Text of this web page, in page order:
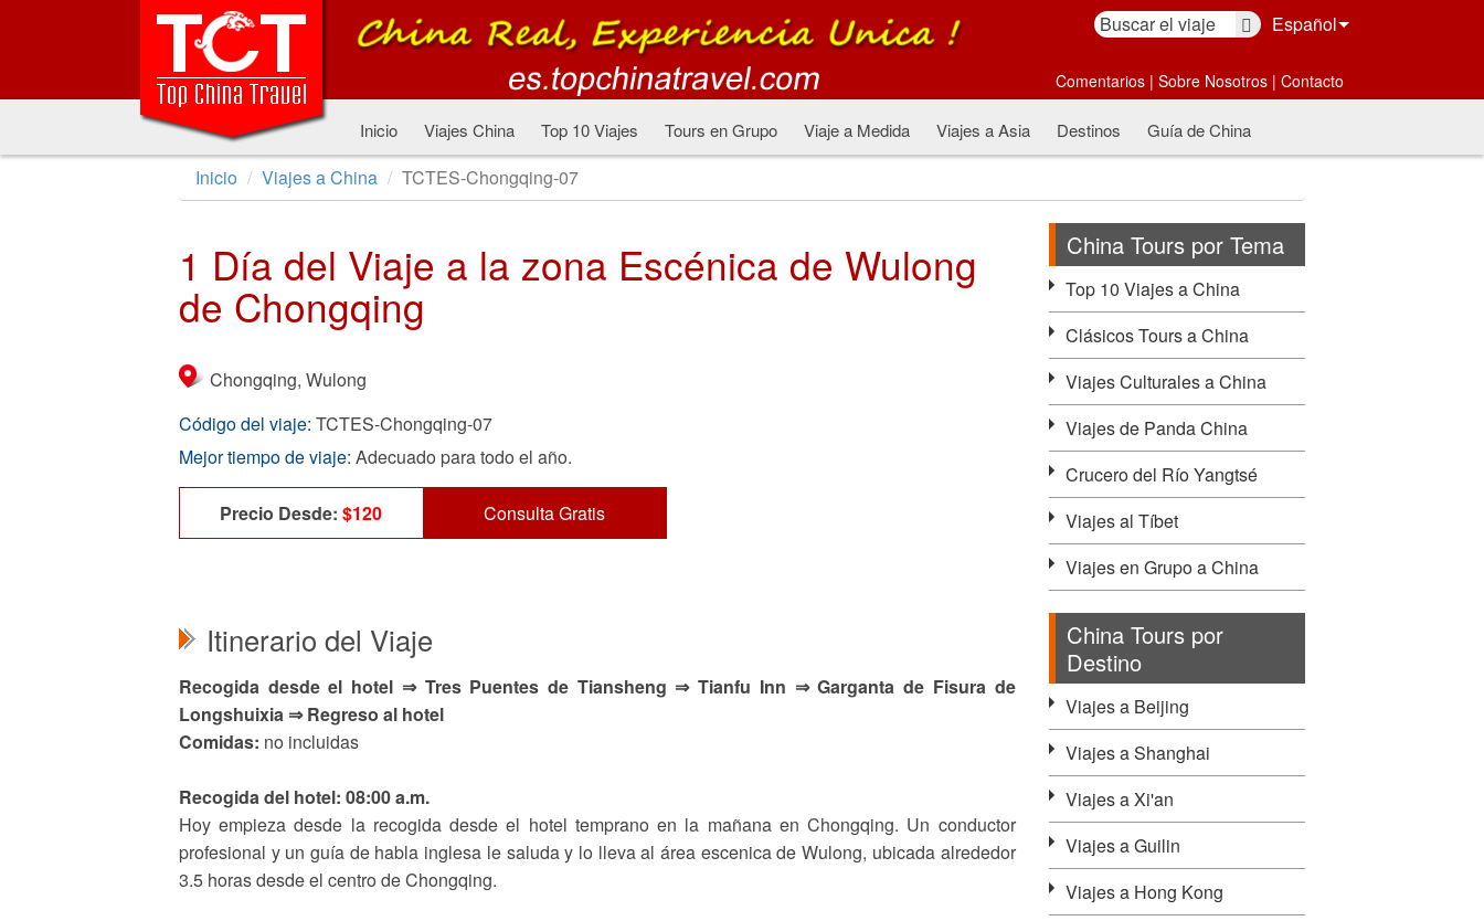
Español
Comentarios | Sobre Nosotros | Contacto
Inicio Viajes China Top 10 Viajes Tours en Grupo Viaje a Medida Viajes a Asia Destinos Guía de China
Inicio Viajes a China TCTES-Chongqing-07
1 Día del Viaje a la zona Escénica de Wulong
de Chongqing
Chongqing, Wulong
Código del viaje: TCTES-Chongqing-07
Mejor tiempo de viaje: Adecuado para todo el año.
Precio Desde:$120 Consulta Gratis
Itinerario del Viaje
Recogida desde el hotel ⇒ Tres Puentes de Tiansheng ⇒ Tianfu Inn ⇒ Garganta de Fisura de
Longshuixia ⇒ Regreso al hotel
Comidas: no incluidas
Recogida del hotel: 08:00 a.m.
Hoy empieza desde la recogida desde el hotel temprano en la mañana en Chongqing. Un conductor
profesional y un guía de habla inglesa le saluda y lo lleva al área escenica de Wulong, ubicada alrededor
3.5 horas desde el centro de Chongqing.
China Tours por Tema
Top 10 Viajes a China
Clásicos Tours a China
Viajes Culturales a China
Viajes de Panda China
Crucero del Río Yangtsé
Viajes al Tíbet
Viajes en Grupo a China
China Tours por
Destino
Viajes a Beijing
Viajes a Shanghai
Viajes a Xi'an
Viajes a Guilin
Viajes a Hong Kong